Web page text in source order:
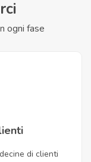
ogni fase
di clienti